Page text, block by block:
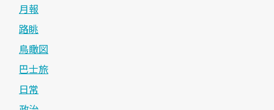
月報
路眺
鳥瞰図
巴士旅
日常